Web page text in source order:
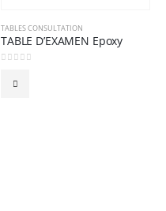
TABLES CONSULTATION
TABLE D’EXAMEN Epoxy